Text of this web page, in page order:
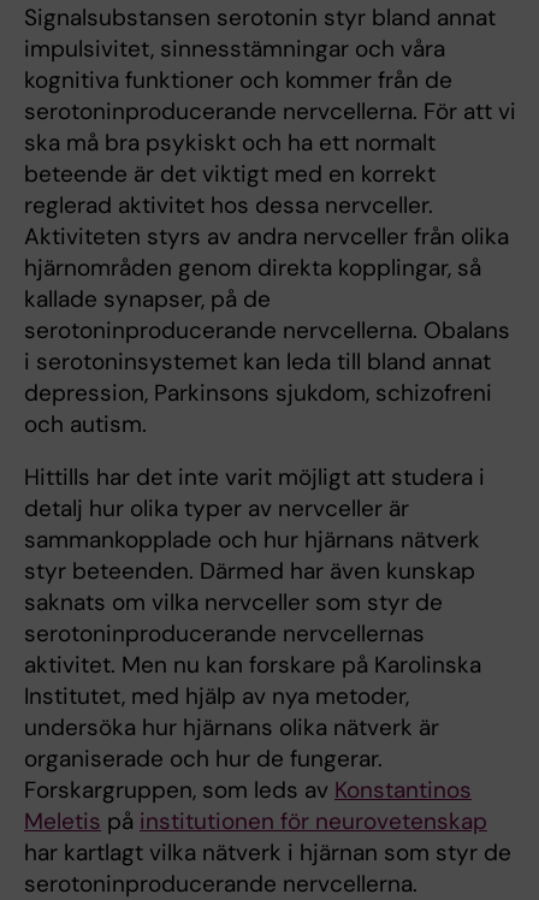
Signalsubstansen serotonin styr bland annat
impulsivitet, sinnesstämningar och våra
kognitiva funktioner och kommer från de
serotoninproducerande nervcellerna. För att vi
ska må bra psykiskt och ha ett normalt
beteende är det viktigt med en korrekt
reglerad aktivitet hos dessa nervceller.
Aktiviteten styrs av andra nervceller från olika
hjärnområden genom direkta kopplingar, så
kallade synapser, på de
serotoninproducerande nervcellerna. Obalans
i serotoninsystemet kan leda till bland annat
depression, Parkinsons sjukdom, schizofreni
och autism.
Hittills har det inte varit möjligt att studera i
detalj hur olika typer av nervceller är
sammankopplade och hur hjärnans nätverk
styr beteenden. Därmed har även kunskap
saknats om vilka nervceller som styr de
serotoninproducerande nervcellernas
aktivitet. Men nu kan forskare på Karolinska
Institutet, med hjälp av nya metoder,
undersöka hur hjärnans olika nätverk är
organiserade och hur de fungerar.
Forskargruppen, som leds av Konstantinos
Meletis på institutionen för neurovetenskap
har kartlagt vilka nätverk i hjärnan som styr de
serotoninproducerande nervcellerna.